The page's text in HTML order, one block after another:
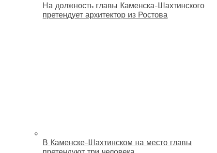
На должность главы Каменска-Шахтинского
претендует архитектор из Ростова
В Каменске-Шахтинском на место главы